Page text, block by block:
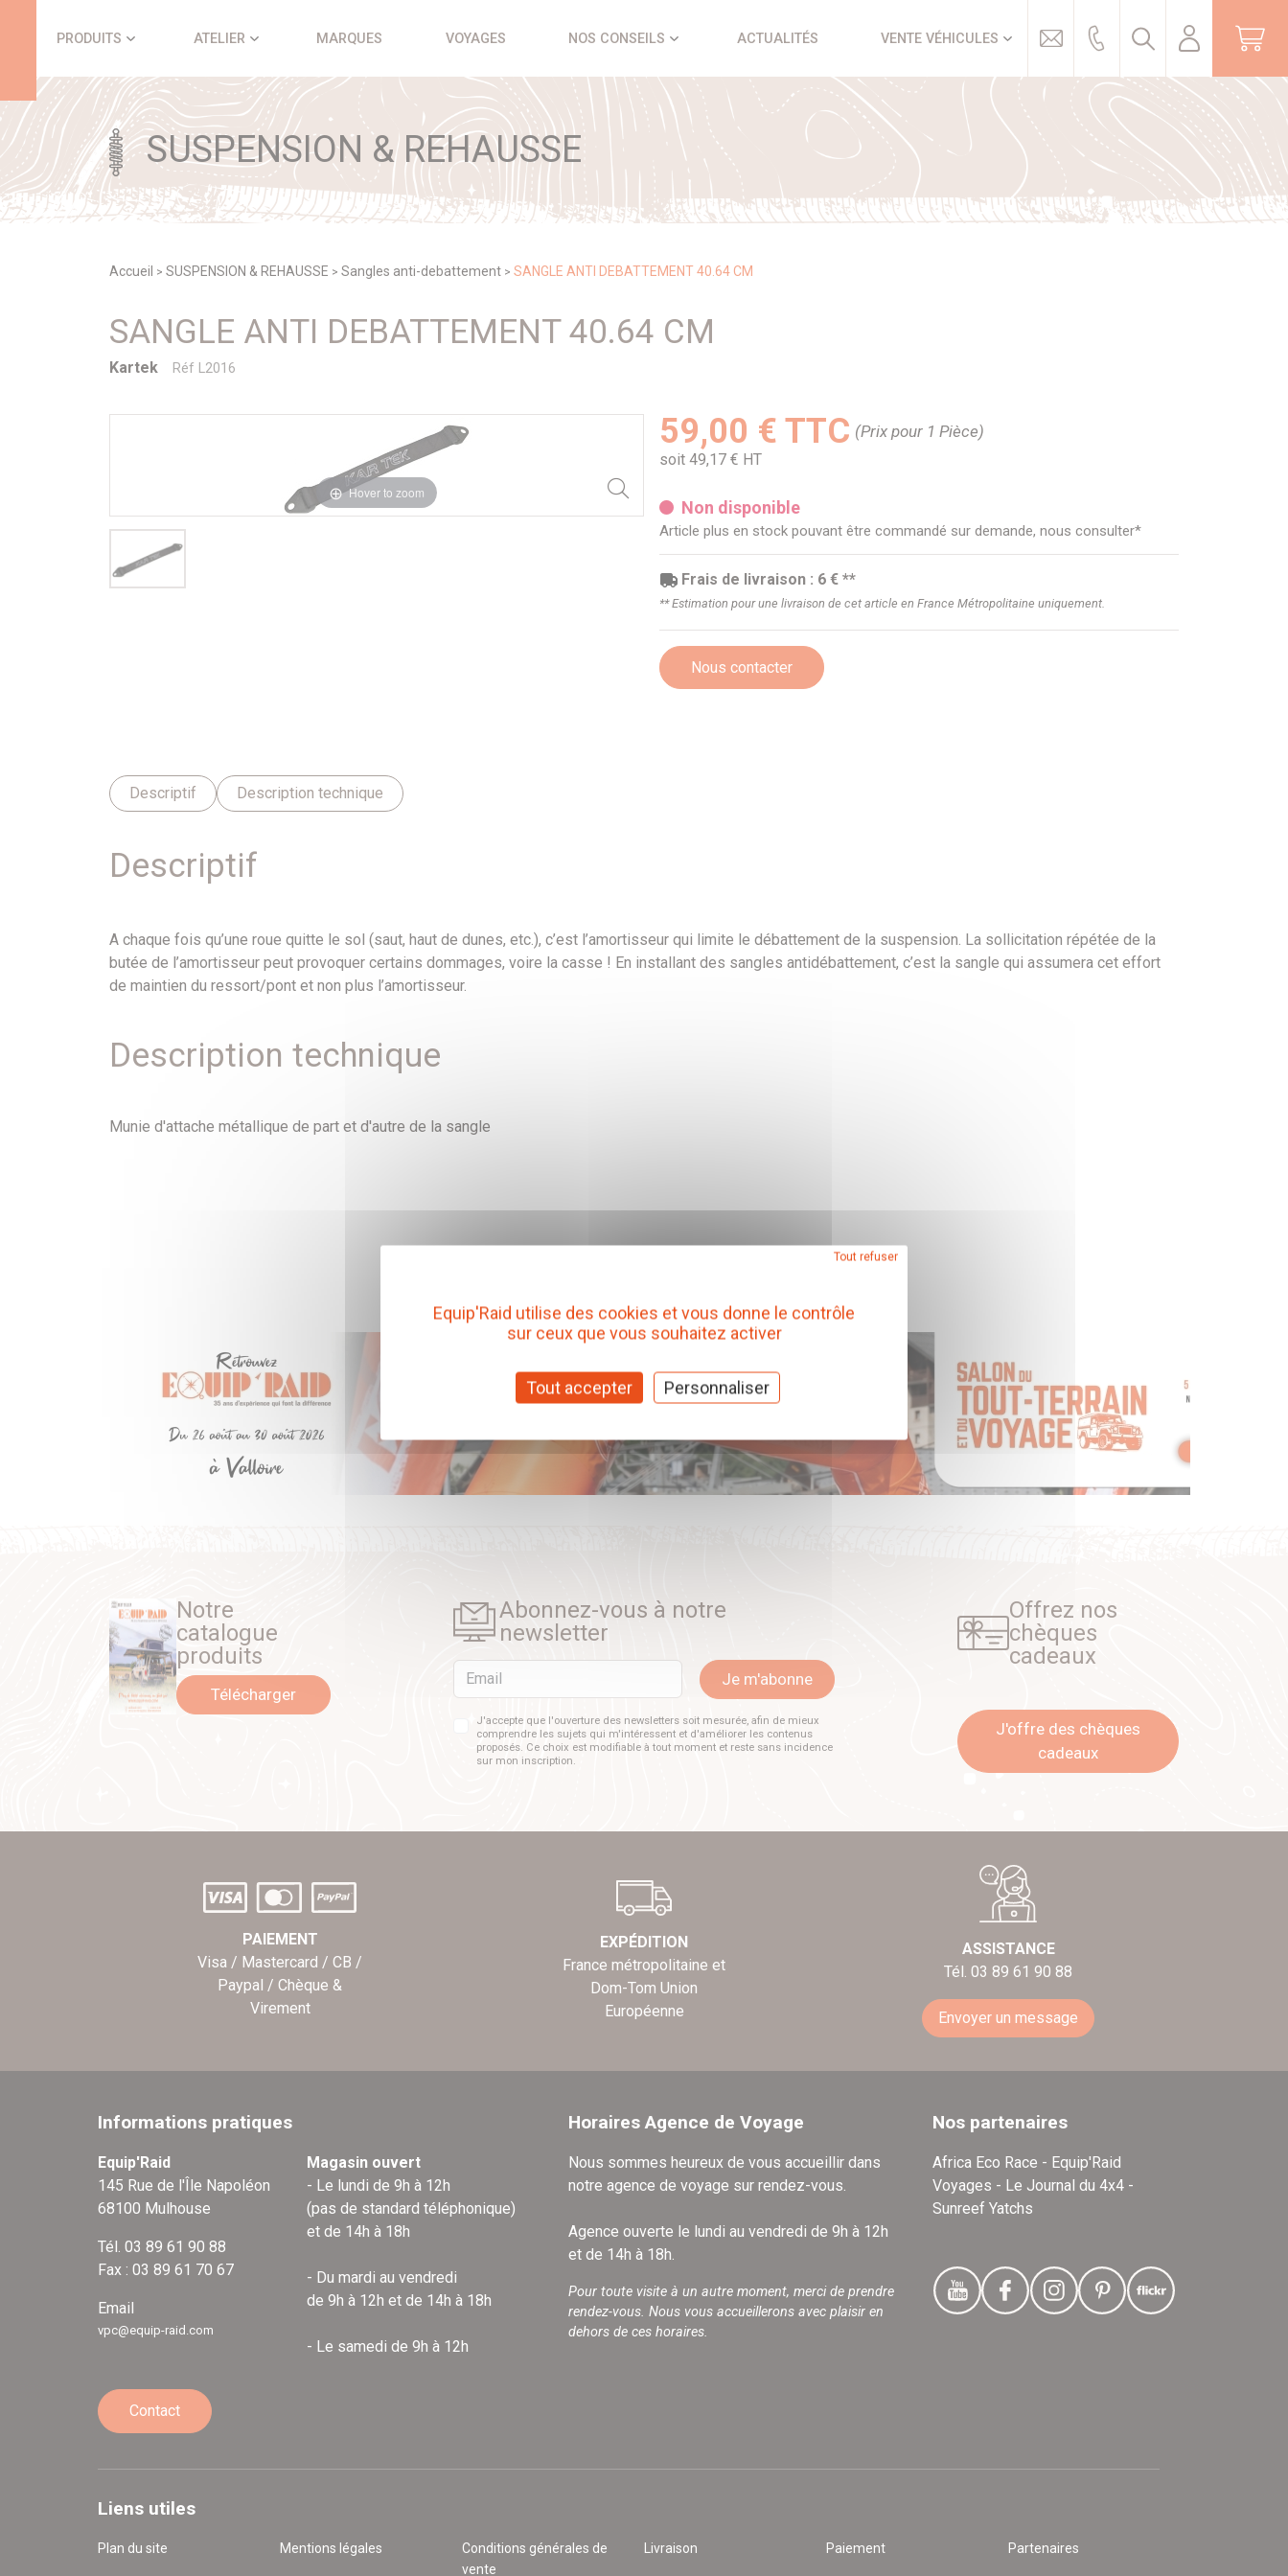
PRODUITS ATELIER MARQUES VOYAGES NOS CONSEILS ACTUALITÉS VENTE VÉHICULES
SUSPENSION & REHAUSSE
Accueil > SUSPENSION & REHAUSSE > Sangles anti-debattement > SANGLE ANTI DEBATTEMENT 40.64 CM
SANGLE ANTI DEBATTEMENT 40.64 CM
Kartek Réf L2016
Hover to zoom
59,00 € TTC (Prix pour 1 Pièce)
soit 49,17 € HT
Non disponible
Article plus en stock pouvant être commandé sur demande, nous consulter*
Frais de livraison : 6 € **
** Estimation pour une livraison de cet article en France Métropolitaine uniquement.
Nous contacter
Descriptif Description technique
Descriptif
A chaque fois qu’une roue quitte le sol (saut, haut de dunes, etc.), c’est l’amortisseur qui limite le débattement de la suspension. La sollicitation répétée de la
butée de l’amortisseur peut provoquer certains dommages, voire la casse ! En installant des sangles antidébattement, c’est la sangle qui assumera cet effort
de maintien du ressort/pont et non plus l’amortisseur.
Description technique
Munie d'attache métallique de part et d'autre de la sangle
Notre
catalogue
produits
Télécharger
Abonnez-vous à notre
newsletter
Email Je m'abonne
J'accepte que l'ouverture des newsletters soit mesurée, afin de mieux
comprendre les sujets qui m'intéressent et d'améliorer les contenus
proposés. Ce choix est modifiable à tout moment et reste sans incidence
sur mon inscription.
Offrez nos
chèques
cadeaux
J'offre des chèques
cadeaux
PAIEMENT
Visa / Mastercard / CB /
Paypal / Chèque &
Virement
EXPÉDITION
France métropolitaine et
Dom-Tom Union
Européenne
ASSISTANCE
Tél. 03 89 61 90 88
Envoyer un message
Informations pratiques
Equip'Raid
145 Rue de l'Île Napoléon
68100 Mulhouse
Tél. 03 89 61 90 88
Fax : 03 89 61 70 67
Email
vpc@equip-raid.com
Magasin ouvert
- Le lundi de 9h à 12h
(pas de standard téléphonique)
et de 14h à 18h
- Du mardi au vendredi
de 9h à 12h et de 14h à 18h
- Le samedi de 9h à 12h
Contact
Horaires Agence de Voyage
Nous sommes heureux de vous accueillir dans
notre agence de voyage sur rendez-vous.
Agence ouverte le lundi au vendredi de 9h à 12h
et de 14h à 18h.
Pour toute visite à un autre moment, merci de prendre
rendez-vous. Nous vous accueillerons avec plaisir en
dehors de ces horaires.
Nos partenaires
Africa Eco Race - Equip'Raid
Voyages - Le Journal du 4x4 -
Sunreef Yatchs
Liens utiles
Plan du site Mentions légales
Conditions générales de
vente
Livraison Paiement Partenaires
Equip'Raid utilise des cookies et vous donne le contrôle
sur ceux que vous souhaitez activer
Tout accepter
Tout refuser
Personnaliser